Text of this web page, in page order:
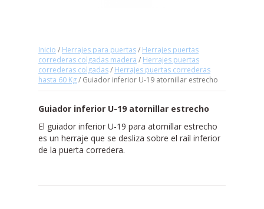
Inicio / Herrajes para puertas/ Herrajes puertas
correderas colgadas madera / Herrajes puertas
correderas colgadas/ Herrajes puertas correderas
hasta 60 Kg/ Guiador inferior U-19 atornillar estrecho
Guiador inferior U-19 atornillar estrecho
El guiador inferior U-19 para atornillar estrecho
es un herraje que se desliza sobre el raíl inferior
de la puerta corredera.